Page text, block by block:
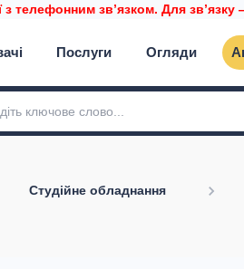
телефонним звʼязком. Для
Послуги Огляди
Студійне обладнання